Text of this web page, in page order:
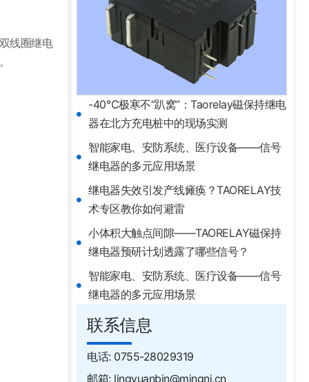
线圈继电
-40℃极寒不“趴窝”：Taorelay磁保持继电
器在北方充电桩中的现场实测
智能家电、安防系统、医疗设备——信号
继电器的多元应用场景
继电器失效引发产线瘫痪？TAORELAY技
术专区教你如何避雷
小体积大触点间隙——TAORELAY磁保持
继电器预研计划透露了哪些信号？
智能家电、安防系统、医疗设备——信号
继电器的多元应用场景
联系信息
电话: 0755-28029319
邮箱: lingyuanbin@mingni.cn